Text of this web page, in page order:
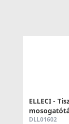
ELLECI -
DLL01602